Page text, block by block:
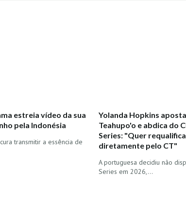
estreia vídeo da sua
pela Indonésia
transmitir a essência de
Yolanda Hopkins
Teahupo'o e abdica do
Series: "Quer
diretamente pelo CT"
A portuguesa decidiu não
Series em 2026,…